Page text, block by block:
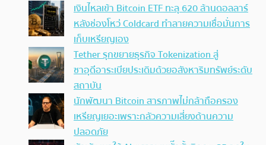
เงินไหลเข้า Bitcoin ETF ทะลุ 620 ล้านดอลลาร์
หลังช่องโหว่ Coldcard ทำลายความเชื่อมั่นการ
เก็บเหรียญเอง
Tether รุกขยายธุรกิจ Tokenization สู่
ซาอุดีอาระเบียประเดิมด้วยอสังหาริมทรัพย์ระดับ
สถาบัน
นักพัฒนา Bitcoin สารภาพไม่กล้าถือครอง
เหรียญเยอะเพราะกลัวความเสี่ยงด้านความ
ปลอดภัย